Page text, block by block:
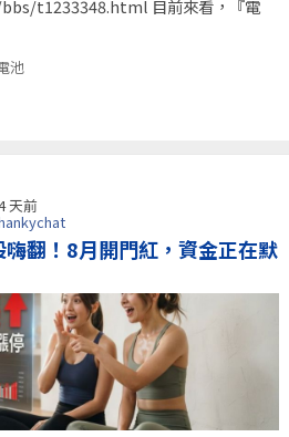
t1233348.html 目前來看，『電
池
天前
翻！8月開門紅，資金正在默